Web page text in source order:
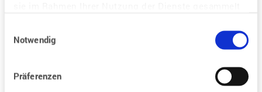
Notwendig
Präferenzen
Neue Frage